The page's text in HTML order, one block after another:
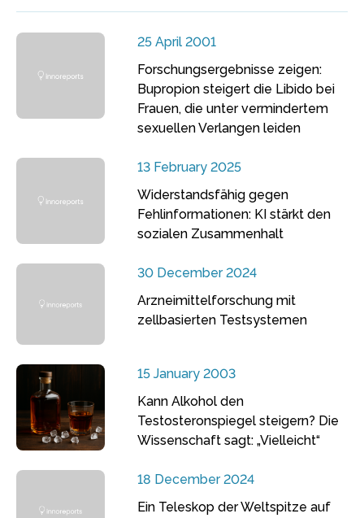
25 April 2001
Forschungsergebnisse zeigen:
Bupropion steigert die Libido bei
Frauen, die unter vermindertem
sexuellen Verlangen leiden
13 February 2025
Widerstandsfähig gegen
Fehlinformationen: KI stärkt den
sozialen Zusammenhalt
30 December 2024
Arzneimittelforschung mit
zellbasierten Testsystemen
15 January 2003
Kann Alkohol den
Testosteronspiegel steigern? Die
Wissenschaft sagt: „Vielleicht“
18 December 2024
Ein Teleskop der Weltspitze auf